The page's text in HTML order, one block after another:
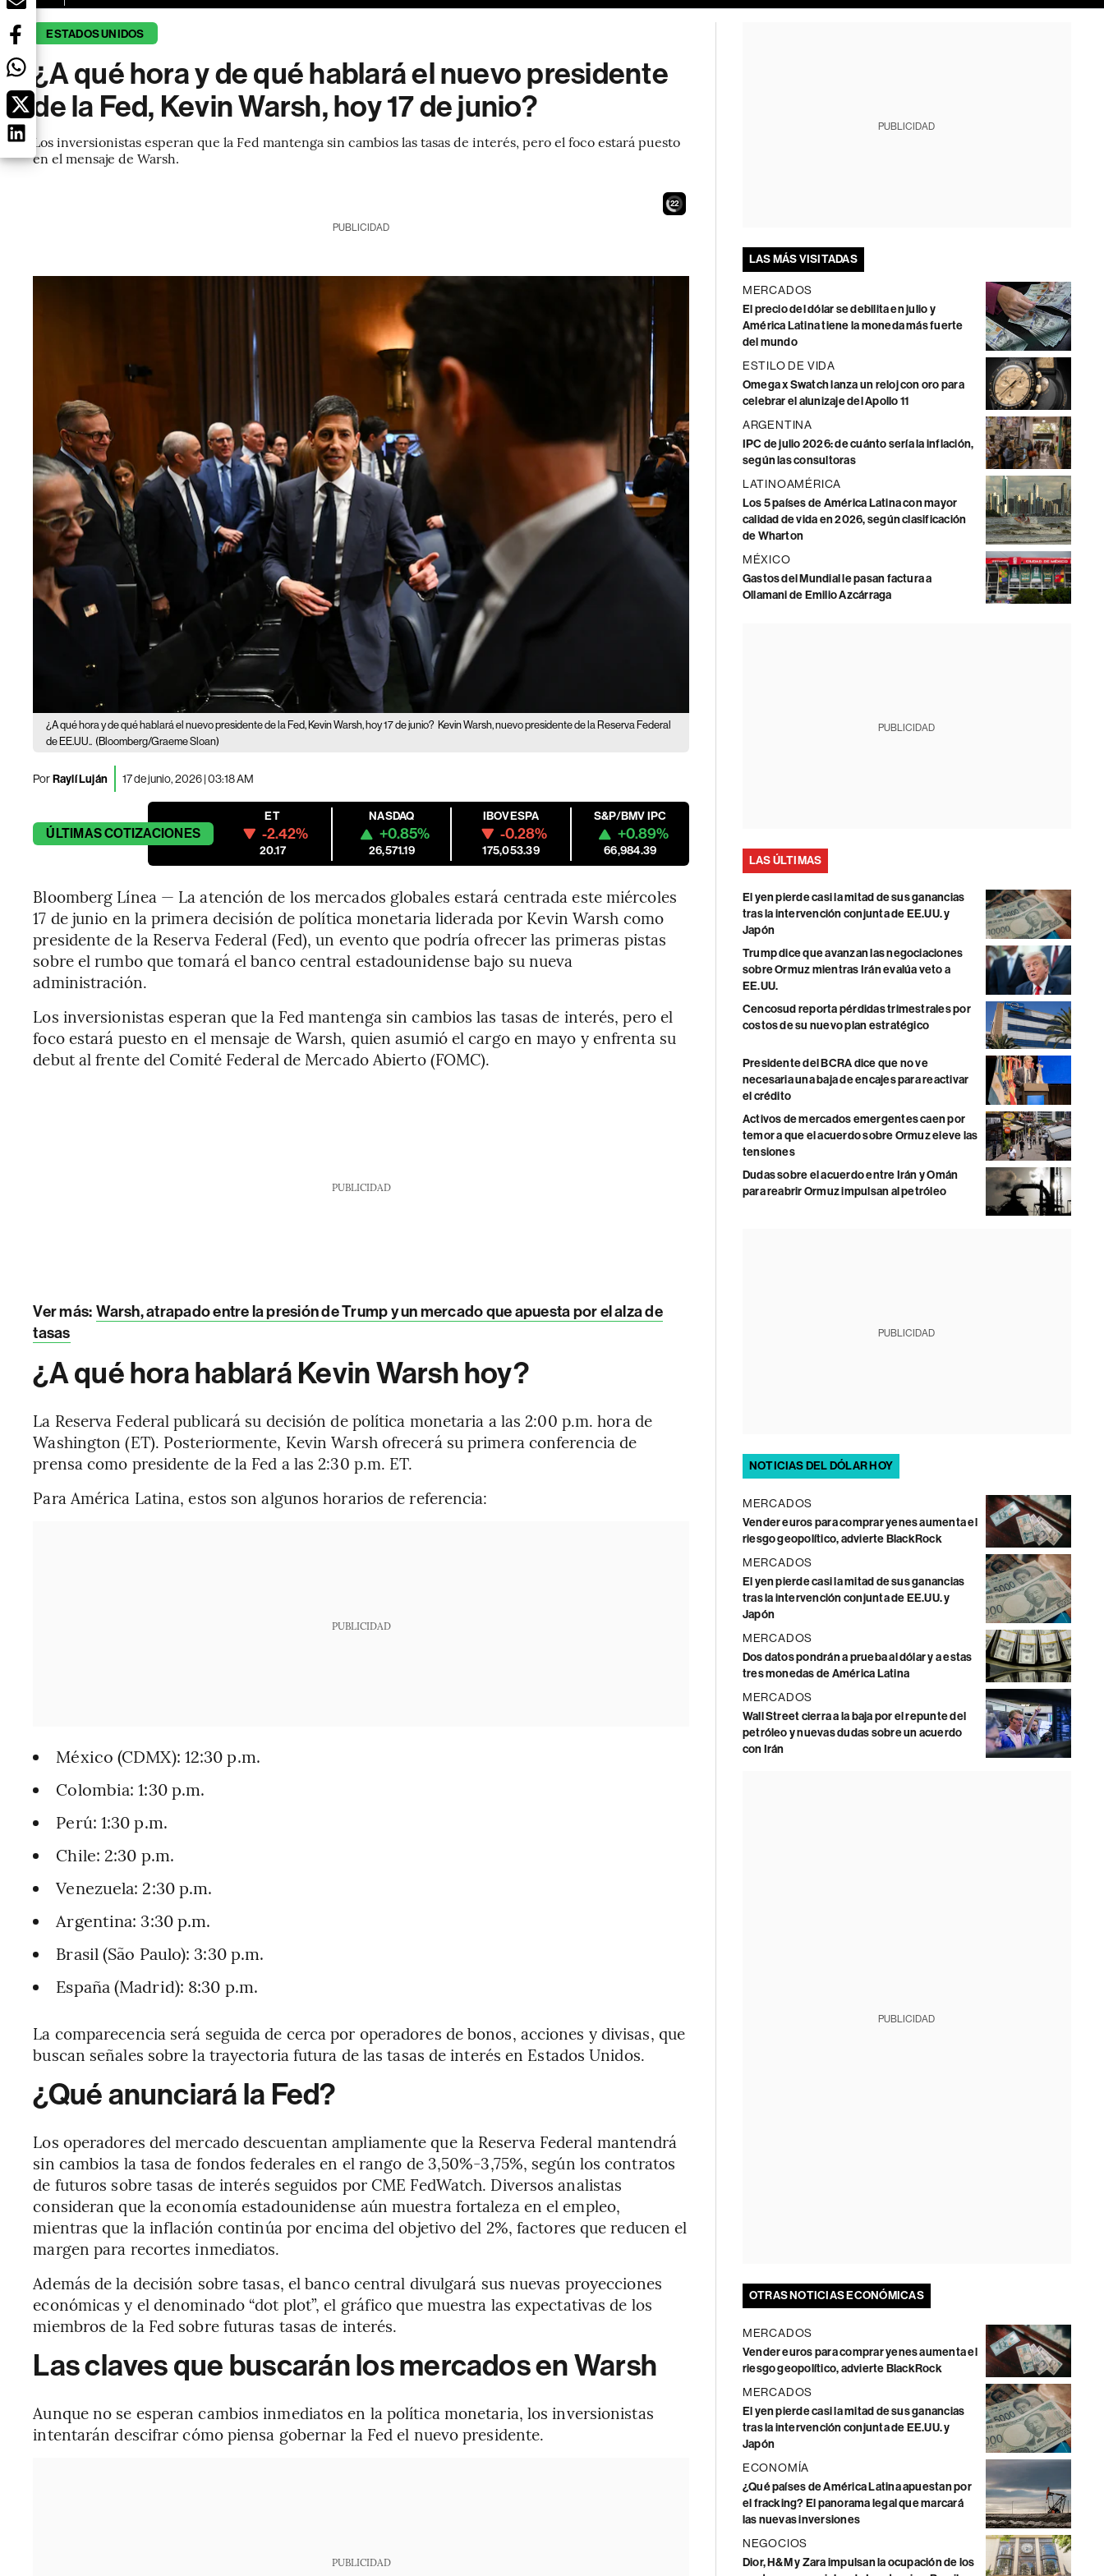
ESTADOS UNIDOS
¿A qué hora y de qué hablará el nuevo presidente
de la Fed, Kevin Warsh, hoy 17 de junio?
Los inversionistas esperan que la Fed mantenga sin cambios las tasas de interés, pero el foco estará puesto
en el mensaje de Warsh.
21
PUBLICIDAD
¿A qué hora y de qué hablará el nuevo presidente de la Fed, Kevin Warsh, hoy 17 de junio? Kevin Warsh, nuevo presidente de la Reserva Federal
de EE.UU.. (Bloomberg/Graeme Sloan)
PorRaylí Luján 17 de junio, 2026 | 03:18 AM
ÚLTIMASCOTIZACIONES
ET
-2.42%
20.17
NASDAQ
+0.85%
26,571.19
IBOVESPA
-0.28%
175,053.39
S&P/BMV IPC
+0.89%
66,984.39
Bloomberg Línea — La atención de los mercados globales estará centrada este miércoles
17 de junio en la primera decisión de política monetaria liderada por Kevin Warsh como
presidente de la Reserva Federal (Fed), un evento que podría ofrecer las primeras pistas
sobre el rumbo que tomará el banco central estadounidense bajo su nueva
administración.
Los inversionistas esperan que la Fed mantenga sin cambios las tasas de interés, pero el
foco estará puesto en el mensaje de Warsh, quien asumió el cargo en mayo y enfrenta su
debut al frente del Comité Federal de Mercado Abierto (FOMC).
PUBLICIDAD
Ver más: Warsh, atrapado entre la presión de Trump y un mercado que apuesta por el alza de
tasas
¿A qué hora hablará Kevin Warsh hoy?
La Reserva Federal publicará su decisión de política monetaria a las 2:00 p.m. hora de
Washington (ET). Posteriormente, Kevin Warsh ofrecerá su primera conferencia de
prensa como presidente de la Fed a las 2:30 p.m. ET.
Para América Latina, estos son algunos horarios de referencia:
PUBLICIDAD
México (CDMX): 12:30 p.m.
Colombia: 1:30 p.m.
Perú: 1:30 p.m.
Chile: 2:30 p.m.
Venezuela: 2:30 p.m.
Argentina: 3:30 p.m.
Brasil (São Paulo): 3:30 p.m.
España (Madrid): 8:30 p.m.
La comparecencia será seguida de cerca por operadores de bonos, acciones y divisas, que
buscan señales sobre la trayectoria futura de las tasas de interés en Estados Unidos.
¿Qué anunciará la Fed?
Los operadores del mercado descuentan ampliamente que la Reserva Federal mantendrá
sin cambios la tasa de fondos federales en el rango de 3,50%-3,75%, según los contratos
de futuros sobre tasas de interés seguidos por CME FedWatch. Diversos analistas
consideran que la economía estadounidense aún muestra fortaleza en el empleo,
mientras que la inflación continúa por encima del objetivo del 2%, factores que reducen el
margen para recortes inmediatos.
Además de la decisión sobre tasas, el banco central divulgará sus nuevas proyecciones
económicas y el denominado “dot plot”, el gráfico que muestra las expectativas de los
miembros de la Fed sobre futuras tasas de interés.
Las claves que buscarán los mercados en Warsh
Aunque no se esperan cambios inmediatos en la política monetaria, los inversionistas
intentarán descifrar cómo piensa gobernar la Fed el nuevo presidente.
PUBLICIDAD
PUBLICIDAD
LAS MÁS VISITADAS
MERCADOS
El precio del dólar se debilita en julio y
América Latina tiene la moneda más fuerte
del mundo
ESTILO DE VIDA
Omega x Swatch lanza un reloj con oro para
celebrar el alunizaje del Apollo 11
ARGENTINA
IPC de julio 2026: de cuánto sería la inflación,
según las consultoras
LATINOAMÉRICA
Los 5 países de América Latina con mayor
calidad de vida en 2026, según clasificación
de Wharton
MÉXICO
Gastos del Mundial le pasan factura a
Ollamani de Emilio Azcárraga
PUBLICIDAD
LAS ÚLTIMAS
El yen pierde casi la mitad de sus ganancias
tras la intervención conjunta de EE.UU. y
Japón
Trump dice que avanzan las negociaciones
sobre Ormuz mientras Irán evalúa veto a
EE.UU.
Cencosud reporta pérdidas trimestrales por
costos de su nuevo plan estratégico
Presidente del BCRA dice que no ve
necesaria una baja de encajes para reactivar
el crédito
Activos de mercados emergentes caen por
temor a que el acuerdo sobre Ormuz eleve las
tensiones
Dudas sobre el acuerdo entre Irán y Omán
para reabrir Ormuz impulsan al petróleo
PUBLICIDAD
NOTICIAS DEL DÓLAR HOY
MERCADOS
Vender euros para comprar yenes aumenta el
riesgo geopolítico, advierte BlackRock
MERCADOS
El yen pierde casi la mitad de sus ganancias
tras la intervención conjunta de EE.UU. y
Japón
MERCADOS
Dos datos pondrán a prueba al dólar y a estas
tres monedas de América Latina
MERCADOS
Wall Street cierra a la baja por el repunte del
petróleo y nuevas dudas sobre un acuerdo
con Irán
PUBLICIDAD
OTRAS NOTICIAS ECONÓMICAS
MERCADOS
Vender euros para comprar yenes aumenta el
riesgo geopolítico, advierte BlackRock
MERCADOS
El yen pierde casi la mitad de sus ganancias
tras la intervención conjunta de EE.UU. y
Japón
ECONOMÍA
¿Qué países de América Latina apuestan por
el fracking? El panorama legal que marcará
las nuevas inversiones
NEGOCIOS
Dior, H&M y Zara impulsan la ocupación de los